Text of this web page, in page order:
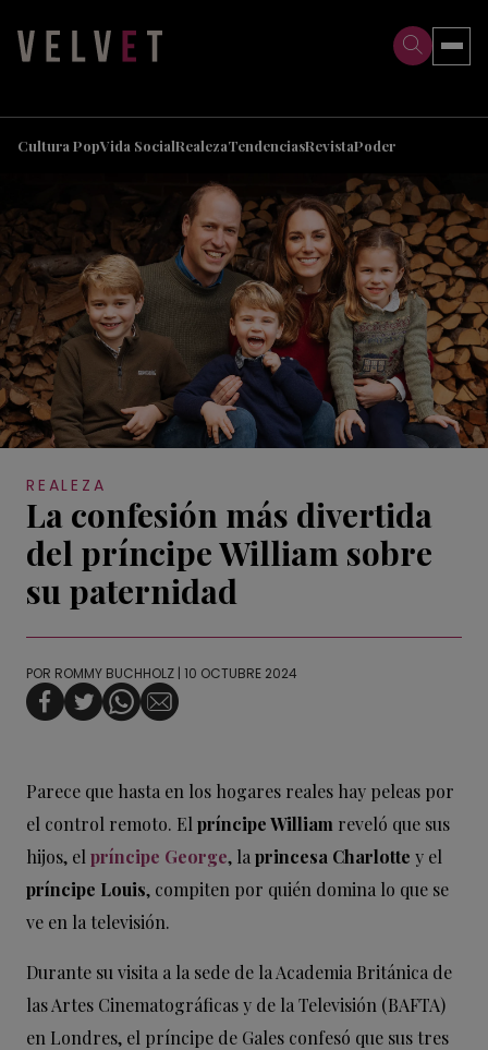
Cultura PopVida SocialRealezaTendenciasRevistaPoder
REALEZA
La confesión más divertida
del príncipe William sobre
su paternidad
POR ROMMY BUCHHOLZ | 10 OCTUBRE 2024
Parece que hasta en los hogares reales hay peleas por
el control remoto. El príncipe William reveló que sus
hijos, el príncipe George, la princesa Charlotte y el
príncipe Louis, compiten por quién domina lo que se
ve en la televisión.
Durante su visita a la sede de la Academia Británica de
las Artes Cinematográficas y de la Televisión (BAFTA)
en Londres, el príncipe de Gales confesó que sus tres